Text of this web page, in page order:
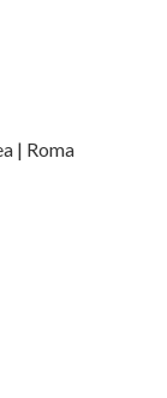
| Roma